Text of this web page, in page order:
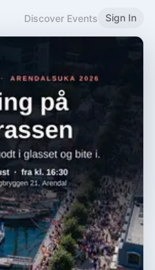
Discover Events Sign In